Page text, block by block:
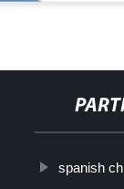
spanish